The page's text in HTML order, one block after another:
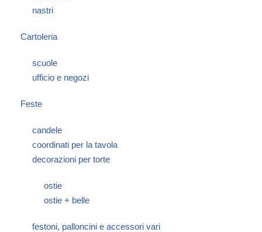
nastri
Cartoleria
scuole
ufficio e negozi
Feste
candele
coordinati per la tavola
decorazioni per torte
ostie
ostie + belle
festoni, palloncini e accessori vari